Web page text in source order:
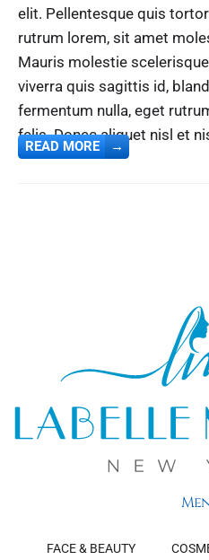
elit. Pellentesque quis
rutrum lorem, sit amet
Mauris molestie
viverra quis sagittis id,
fermentum nulla, eget
felis. Donec aliquet nisl et
READ MORE →
FACE & BEAUTY